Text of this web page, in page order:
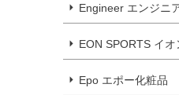
Engineer エンジニ
EON SPORTS イオ
Epo エポー化粧品